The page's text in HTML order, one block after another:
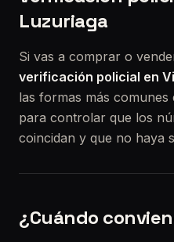
Luzuriaga
Si vas a comprar o
verificación policial en
las formas más
para controlar que los
coincidan y que no haya
¿Cuándo